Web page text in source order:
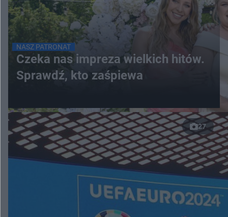
NASZ PATRONAT
Czeka nas impreza wielkich hitów.
Sprawdź, kto zaśpiewa
27